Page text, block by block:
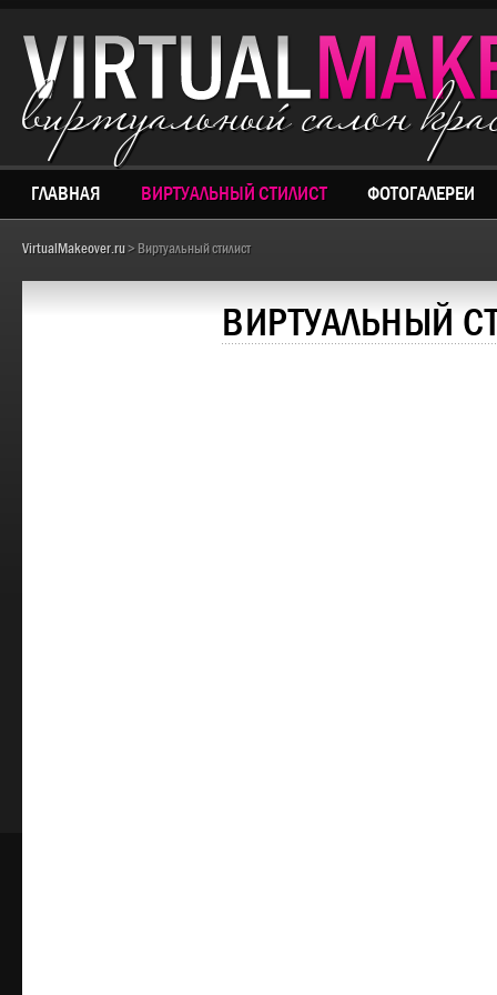
виртуальный салон
ГЛАВНАЯ ВИРТУАЛЬНЫЙ СТИЛИСТ ФОТОГАЛЕРЕИ
VirtualMakeover.ru> Виртуальный стилист
ВИРТУАЛЬНЫЙ